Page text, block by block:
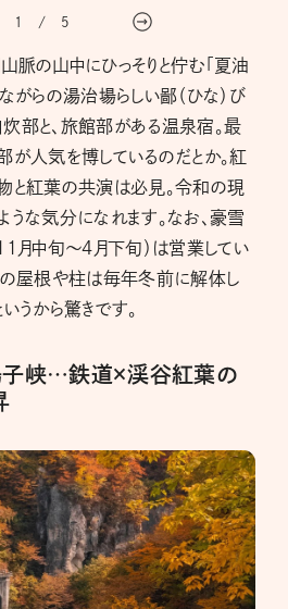
1 / 5
脈の山中にひっそりと佇む「夏油
がらの湯治場らしい鄙（ひな）び
部と、旅館部がある温泉宿。最
が人気を博しているのだとか。紅
と紅葉の共演は必見。令和の現
うな気分になれます。なお、豪雪
月中旬～4月下旬）は営業してい
の屋根や柱は毎年冬前に解体し
うから驚きです。
峡…鉄道×渓谷紅葉の